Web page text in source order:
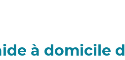
à domicile